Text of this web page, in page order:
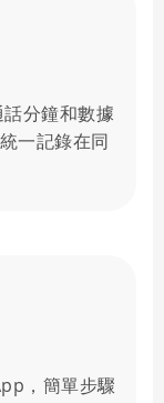
分鐘和數據
一記錄在同
，簡單步驟